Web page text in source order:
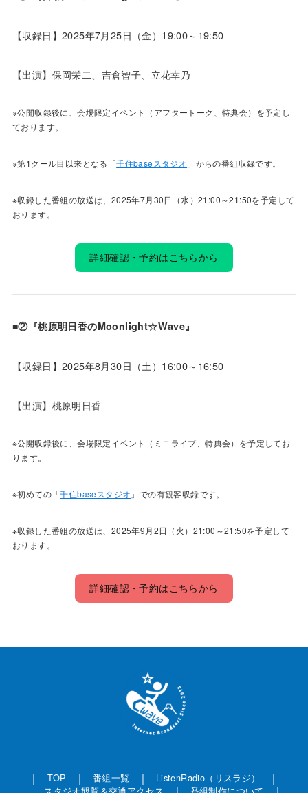
【収録日】2025年7月25日（金）19:00～19:50
【出演】保岡栄二、吉倉智子、立花幸乃
※公開収録後に、会場限定イベント（アフタートーク、特典会）を予定し
ております。
※第1クール目以来となる「千住baseスタジオ 」からの番組収録です。
※収録した番組の放送は、2025年7月30日（水）21:00～21:50を予定して
おります。
詳細確認・予約はこちらから
■②『桃原明日香のMoonlight☆Wave』
【収録日】2025年8月30日（土）16:00～16:50
【出演】桃原明日香
※公開収録後に、会場限定イベント（ミニライブ、特典会）を予定してお
ります。
※初めての「千住baseスタジオ 」での有観客収録です。
※収録した番組の放送は、2025年9月2日（火）21:00～21:50を予定して
おります。
詳細確認・予約はこちらから
TOP 番組一覧
ListenRadio（リスラジ）